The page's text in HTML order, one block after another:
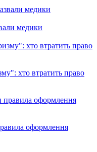
медики
хто втратить право
оформлення